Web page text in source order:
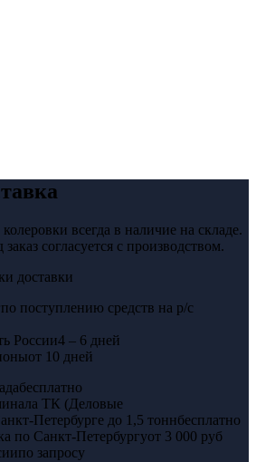
всегда в наличие на складе.
согласуется с производством.
доставки
по поступлению средств на р/с
России4 – 6 дней
от 10 дней
бесплатно
ТК (Деловые
Петербурге до 1,5 тоннбесплатно
по Санкт-Петербургуот 3 000 руб
по запросу